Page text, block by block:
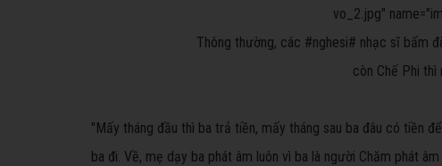
vo_2.jpg"
Thông thường, các #nghesi# nhạc sĩ bấm
còn Chế Phi thì
"Mấy tháng đầu thì ba trả tiền, mấy tháng sau ba đâu có tiền
ba đi. Về, mẹ dạy ba phát âm luôn vì ba là người Chăm phát âm